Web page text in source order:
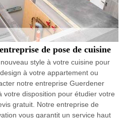
de pose de cuisine
style à votre cuisine pour
à votre appartement ou
notre entreprise Guerdener
votre disposition pour étudier votre
gratuit. Notre entreprise de
vous garantit un service haut